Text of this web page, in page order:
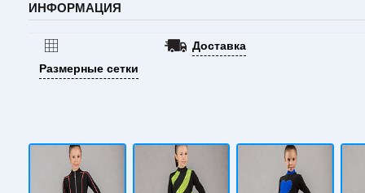
ИНФОРМАЦИЯ
Размерные сетки
Доставка